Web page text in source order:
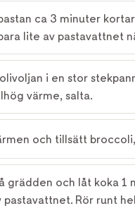
ca 3 minuter
lite av pastavattnet
i en stor
värme, salta.
och tillsätt
grädden och låt koka 1
pastavattnet. Rör runt